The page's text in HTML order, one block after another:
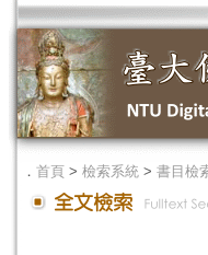
． 首頁 > 檢索系統 > 書目檢